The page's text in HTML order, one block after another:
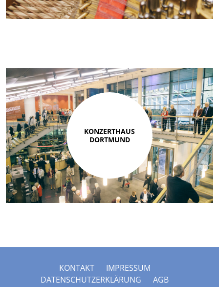
KONZERTHAUS
DORTMUND
KONTAKT
IMPRESSUM
DATENSCHUTZERKLÄRUNG
AGB